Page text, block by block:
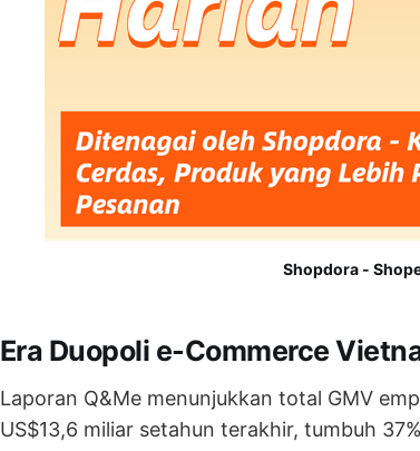
Shopdora -
Era Duopoli e-Commerce
Laporan Q&Me menunjukkan total GMV
US$13,6 miliar setahun terakhir, tumbuh